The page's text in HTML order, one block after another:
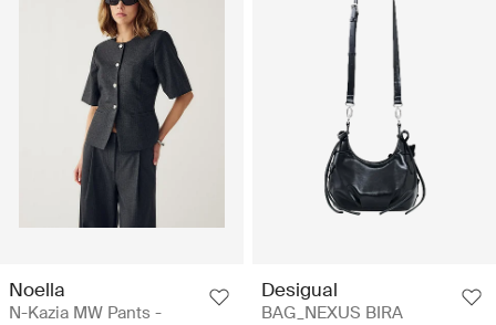
Noella
N-Kazia MW Pants -
Desigual
BAG_NEXUS BIRA